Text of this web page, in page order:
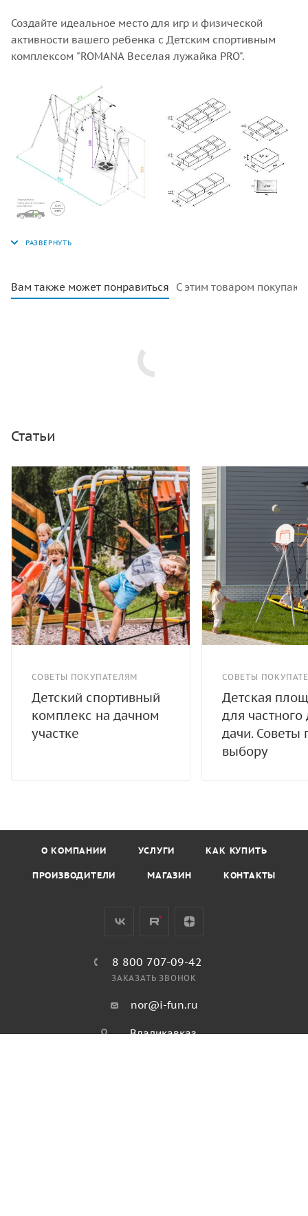
Создайте идеальное место для игр и физической
активности вашего ребенка с Детским спортивным
комплексом "ROMANA Веселая лужайка PRO".
Вам также может понравиться С этим товаром покупают
Статьи
СОВЕТЫ ПОКУПАТЕЛЯМ
Детский спортивный
комплекс на дачном
участке
СОВЕТЫ
Детская
для
дачи. Советы
выбору
О КОМПАНИИ УСЛУГИ КАК КУПИТЬ
ПРОИЗВОДИТЕЛИ МАГАЗИН КОНТАКТЫ
8 800 707-09-42
ЗАКАЗАТЬ ЗВОНОК
nor@i-fun.ru
Владикавказ,